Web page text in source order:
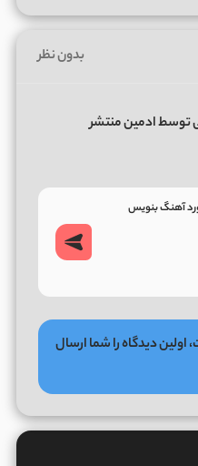
بدون نظر
توسط ادمین منتشر
دیدگاه را شما ارسال